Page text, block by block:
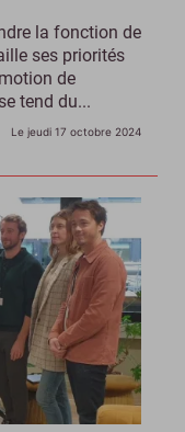
la fonction de
ses priorités
de
tend du...
Le jeudi 17 octobre 2024